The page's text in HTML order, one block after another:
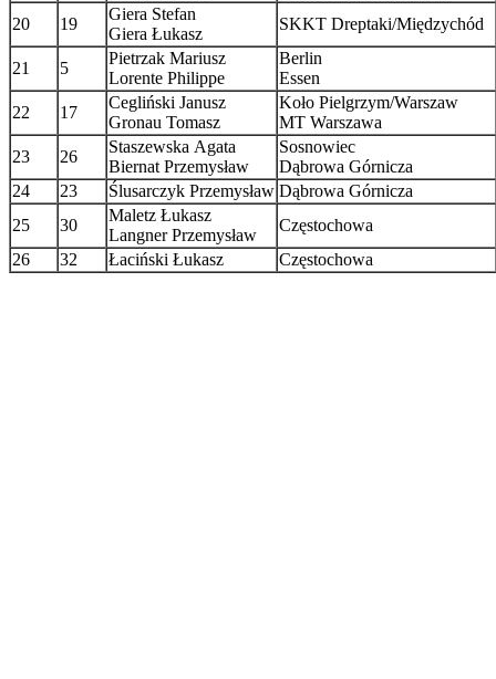
20
19
Giera Stefan
Giera Łukasz
SKKT Dreptaki/Międzychód
21 5
Pietrzak Mariusz
Lorente Philippe
Berlin
Essen
22
17
Cegliński Janusz
Gronau Tomasz
Koło Pielgrzym/Warszaw
MT Warszawa
23
26
Staszewska Agata
Biernat Przemysław
Sosnowiec
Dąbrowa Górnicza
24
23 Ślusarczyk Przemysław Dąbrowa Górnicza
25
30
Maletz Łukasz
Langner Przemysław
Częstochowa
26
32 Łaciński Łukasz Częstochowa